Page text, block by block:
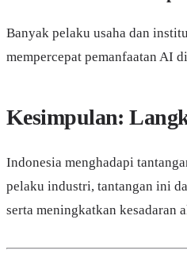
Banyak pelaku usaha dan
mempercepat pemanfaatan AI
Kesimpulan:
Indonesia menghadapi
pelaku industri, tantangan ini
serta meningkatkan kesadaran